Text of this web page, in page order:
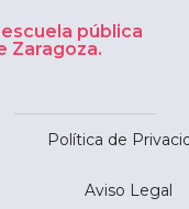
escuela pública
Zaragoza.
Política de
Aviso Legal